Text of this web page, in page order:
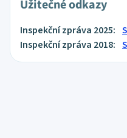
Užitečné odkazy
Inspekční zpráva 2025:
Inspekční zpráva 2018: